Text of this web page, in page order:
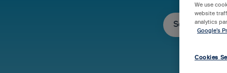
We use
website
analytics
Google’s
Cookies